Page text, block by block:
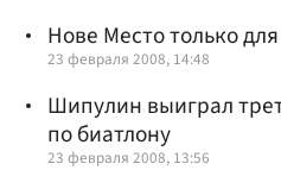
Нове Место только
23 февраля 2008, 14:48
Шипулин выиграл
по биатлону
23 февраля 2008, 13:56